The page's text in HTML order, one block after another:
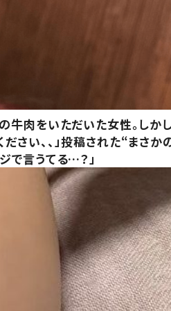
牛肉をいただいた女性。しか
ださい、、」投稿された“まさか
で言うてる…？」